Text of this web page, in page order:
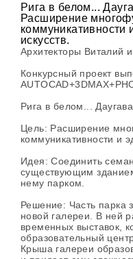
Рига в белом...
Расширение
коммуникативности
искусств.
Архитекторы Виталий
Конкурсный проект
Рига в белом...
Цель: Расширение
коммуникативности и
Идея: Соединить
существующим
нему парком.
Решение: Часть парка
новой галереи. В ней
временных выставок,
образовательный
Крыша галереи